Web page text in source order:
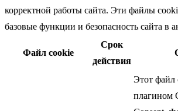
корректной работы сайта. Эти файлы
базовые функции и безопасность сайта в
Файл cookie
Срок
действия
Этот файл
плагином